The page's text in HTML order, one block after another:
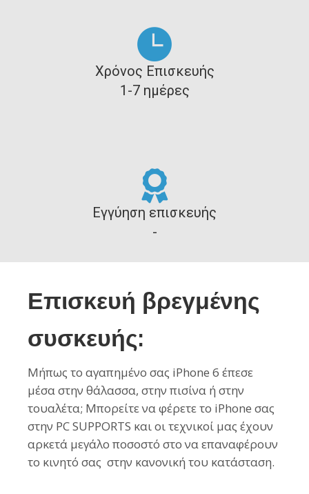
Χρόνος Επισκευής
1-7 ημέρες
Εγγύηση επισκευής
-
Επισκευή βρεγμένης
συσκευής:
Μήπως το αγαπημένο σας iPhone 6 έπεσε
μέσα στην θάλασσα, στην πισίνα ή στην
τουαλέτα; Μπορείτε να φέρετε το iPhone σας
στην PC SUPPORTS και οι τεχνικοί μας έχουν
αρκετά μεγάλο ποσοστό στο να επαναφέρουν
το κινητό σας στην κανονική του κατάσταση.